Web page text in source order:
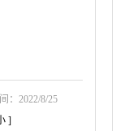
：2022/8/25
]